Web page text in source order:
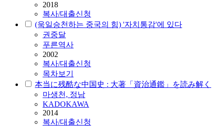
2018
복사/대출신청
(욱일승천하는 중국의 힘) '자치통감'에 있다
권중달
푸른역사
2002
복사/대출신청
목차보기
本当に残酷な中国史 : 大著「資治通鑑」を読み解く
마생천, 정남
KADOKAWA
2014
복사/대출신청